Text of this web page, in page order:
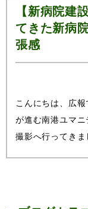
【新病院建
てきた新病
張感
こんにちは、広
が進む南港ユマ
撮影へ行ってき